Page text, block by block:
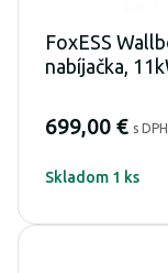
FoxESS
nabíjačka,
699,00 € s DPH
Skladom 1 ks